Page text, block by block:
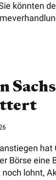
könnten
hat
Börse eine
lohnt,